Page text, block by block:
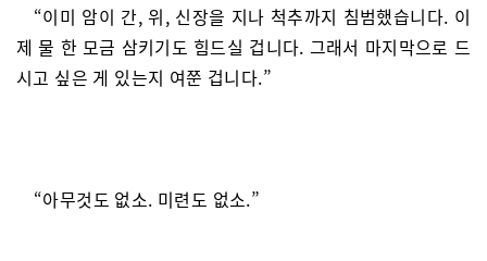
“이미 암이 간, 위, 신장을 지나 척추까지 침범했습니다. 이
제 물 한 모금 삼키기도 힘드실 겁니다. 그래서 마지막으로 드
시고 싶은 게 있는지 여쭌 겁니다.”
“아무것도 없소. 미련도 없소.”